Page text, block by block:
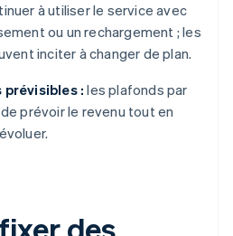
à utiliser le service avec
ou un rechargement ; les
inciter à changer de plan.
prévisibles : les plafonds par
prévoir le revenu tout en